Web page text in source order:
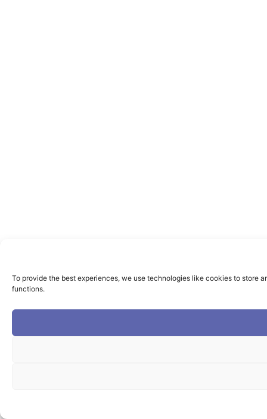
To provide the best experiences, we use technologies like cookies to store
functions.